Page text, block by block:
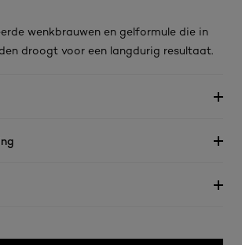
wenkbrauwen en gelformule die in
droogt voor een langdurig resultaat.